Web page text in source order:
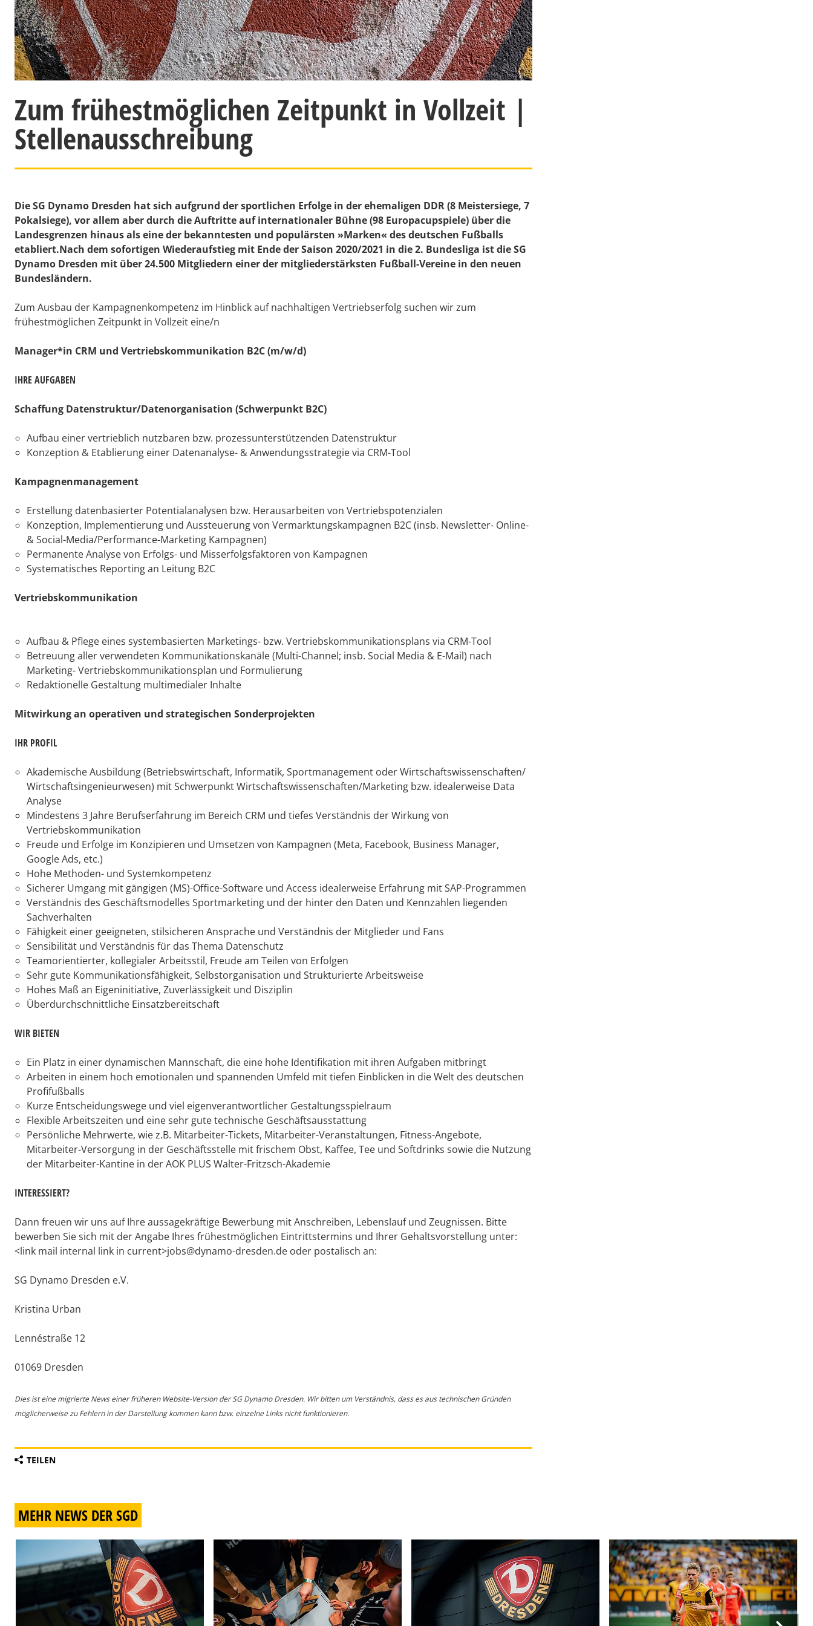
Zum frühestmöglichen Zeitpunkt in Vollzeit |
Stellenausschreibung
Die SG Dynamo Dresden hat sich aufgrund der sportlichen Erfolge in der ehemaligen DDR (8 Meistersiege, 7
Pokalsiege), vor allem aber durch die Auftritte auf internationaler Bühne (98 Europacupspiele) über die
Landesgrenzen hinaus als eine der bekanntesten und populärsten »Marken« des deutschen Fußballs
etabliert.Nach dem sofortigen Wiederaufstieg mit Ende der Saison 2020/2021 in die 2. Bundesliga ist die SG
Dynamo Dresden mit über 24.500 Mitgliedern einer der mitgliederstärksten Fußball-Vereine in den neuen
Bundesländern.
Zum Ausbau der Kampagnenkompetenz im Hinblick auf nachhaltigen Vertriebserfolg suchen wir zum
frühestmöglichen Zeitpunkt in Vollzeit eine/n
Manager*in CRM und Vertriebskommunikation B2C (m/w/d)
IHRE AUFGABEN
Schaffung Datenstruktur/Datenorganisation (Schwerpunkt B2C)
Aufbau einer vertrieblich nutzbaren bzw. prozessunterstützenden Datenstruktur
Konzeption & Etablierung einer Datenanalyse- & Anwendungsstrategie via CRM-Tool
Kampagnenmanagement
Erstellung datenbasierter Potentialanalysen bzw. Herausarbeiten von Vertriebspotenzialen
Konzeption, Implementierung und Aussteuerung von Vermarktungskampagnen B2C (insb. Newsletter- Online-
& Social-Media/Performance-Marketing Kampagnen)
Permanente Analyse von Erfolgs- und Misserfolgsfaktoren von Kampagnen
Systematisches Reporting an Leitung B2C
Vertriebskommunikation
Aufbau & Pflege eines systembasierten Marketings- bzw. Vertriebskommunikationsplans via CRM-Tool
Betreuung aller verwendeten Kommunikationskanäle (Multi-Channel; insb. Social Media & E-Mail) nach
Marketing- Vertriebskommunikationsplan und Formulierung
Redaktionelle Gestaltung multimedialer Inhalte
Mitwirkung an operativen und strategischen Sonderprojekten
IHR PROFIL
Akademische Ausbildung (Betriebswirtschaft, Informatik, Sportmanagement oder Wirtschaftswissenschaften/
Wirtschaftsingenieurwesen) mit Schwerpunkt Wirtschaftswissenschaften/Marketing bzw. idealerweise Data
Analyse
Mindestens 3 Jahre Berufserfahrung im Bereich CRM und tiefes Verständnis der Wirkung von
Vertriebskommunikation
Freude und Erfolge im Konzipieren und Umsetzen von Kampagnen (Meta, Facebook, Business Manager,
Google Ads, etc.)
Hohe Methoden- und Systemkompetenz
Sicherer Umgang mit gängigen (MS)-Office-Software und Access idealerweise Erfahrung mit SAP-Programmen
Verständnis des Geschäftsmodelles Sportmarketing und der hinter den Daten und Kennzahlen liegenden
Sachverhalten
Fähigkeit einer geeigneten, stilsicheren Ansprache und Verständnis der Mitglieder und Fans
Sensibilität und Verständnis für das Thema Datenschutz
Teamorientierter, kollegialer Arbeitsstil, Freude am Teilen von Erfolgen
Sehr gute Kommunikationsfähigkeit, Selbstorganisation und Strukturierte Arbeitsweise
Hohes Maß an Eigeninitiative, Zuverlässigkeit und Disziplin
Überdurchschnittliche Einsatzbereitschaft
WIR BIETEN
Ein Platz in einer dynamischen Mannschaft, die eine hohe Identifikation mit ihren Aufgaben mitbringt
Arbeiten in einem hoch emotionalen und spannenden Umfeld mit tiefen Einblicken in die Welt des deutschen
Profifußballs
Kurze Entscheidungswege und viel eigenverantwortlicher Gestaltungsspielraum
Flexible Arbeitszeiten und eine sehr gute technische Geschäftsausstattung
Persönliche Mehrwerte, wie z.B. Mitarbeiter-Tickets, Mitarbeiter-Veranstaltungen, Fitness-Angebote,
Mitarbeiter-Versorgung in der Geschäftsstelle mit frischem Obst, Kaffee, Tee und Softdrinks sowie die Nutzung
der Mitarbeiter-Kantine in der AOK PLUS Walter-Fritzsch-Akademie
INTERESSIERT?
Dann freuen wir uns auf Ihre aussagekräftige Bewerbung mit Anschreiben, Lebenslauf und Zeugnissen. Bitte
bewerben Sie sich mit der Angabe Ihres frühestmöglichen Eintrittstermins und Ihrer Gehaltsvorstellung unter:
<link mail internal link in current>jobs@dynamo-dresden.de oder postalisch an:
SG Dynamo Dresden e.V.
Kristina Urban
Lennéstraße 12
01069 Dresden
Dies ist eine migrierte News einer früheren Website-Version der SG Dynamo Dresden. Wir bitten um Verständnis, dass es aus technischen Gründen
möglicherweise zu Fehlern in der Darstellung kommen kann bzw. einzelne Links nicht funktionieren.
TEILEN
MEHR NEWS DER SGD